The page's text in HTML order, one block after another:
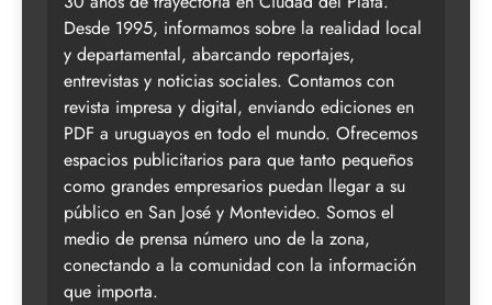
Desde 1995, informamos sobre la realidad local
y departamental, abarcando reportajes,
entrevistas y noticias sociales. Contamos con
revista impresa y digital, enviando ediciones en
PDF a uruguayos en todo el mundo. Ofrecemos
espacios publicitarios para que tanto pequeños
como grandes empresarios puedan llegar a su
público en San José y Montevideo. Somos el
medio de prensa número uno de la zona,
conectando a la comunidad con la información
que importa.